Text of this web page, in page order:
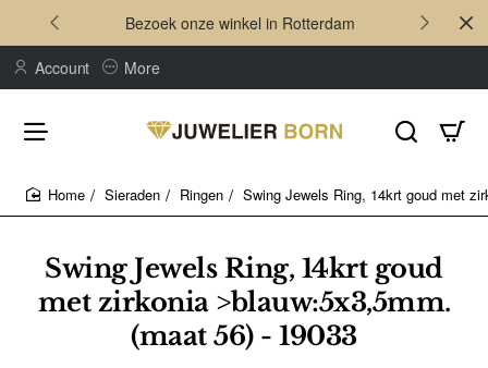
Bezoek onze winkel in Rotterdam
Account More
Swing Jewels Ring, 14krt goud
met zirkonia >blauw:5x3,5mm.
(maat 56) - 19033
Sieraden Ringen Swing Jewels Ring, 14krt goud met